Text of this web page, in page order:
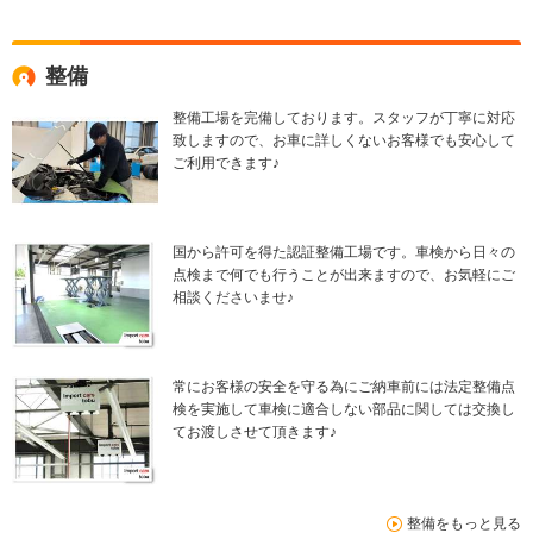
整備
整備工場を完備しております。スタッフが丁寧に対応
致しますので、お車に詳しくないお客様でも安心して
ご利用できます♪
国から許可を得た認証整備工場です。車検から日々の
点検まで何でも行うことが出来ますので、お気軽にご
相談くださいませ♪
常にお客様の安全を守る為にご納車前には法定整備点
検を実施して車検に適合しない部品に関しては交換し
てお渡しさせて頂きます♪
整備をもっと見る